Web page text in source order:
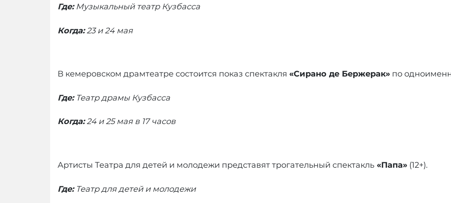
Где:Музыкальный театр Кузбасса
Когда:23 и 24 мая
В кемеровском драмтеатре состоится показ спектакля «Сирано де Бержерак» по
Где:Театр драмы Кузбасса
Когда:24 и 25 мая в 17 часов
Артисты Театра для детей и молодежи представят трогательный спектакль «Папа» (12+).
Где:Театр для детей и молодежи